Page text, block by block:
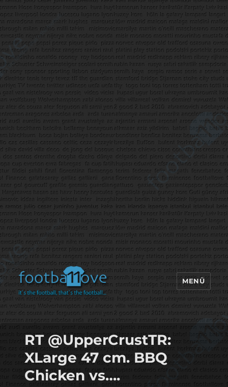
footbaLLove
MENÜ
RT @UpperCrustTR:
XLarge 47 cm. BBQ
Chicken vs….